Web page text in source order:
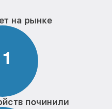
на рынке
1
починили